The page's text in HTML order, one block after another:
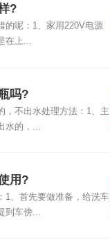
?
的呢：1、家用220V电源
在上...
吗?
，不出水处理方法：1、主
水的，...
用?
1、首先要做准备，给洗车
到车傍...